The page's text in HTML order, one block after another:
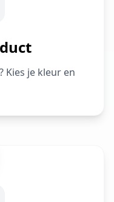
Kies je kleur en